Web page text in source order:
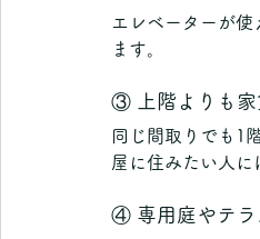
エレベーターが使
ます。
③ 上階よりも家
同じ間取りでも1
屋に住みたい人に
④ 専用庭やテラ